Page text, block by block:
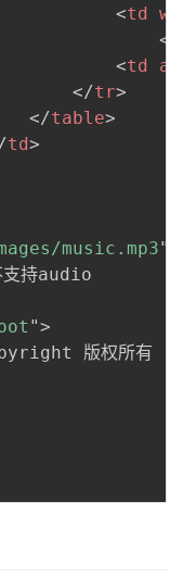
<td
<
<td
</tr>
</table>
td>
music.mp3"
">
版权所有